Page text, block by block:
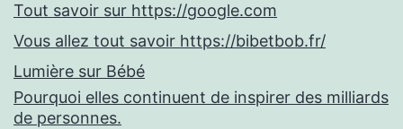
Tout savoir sur https://google.com
Vous allez tout savoir https://bibetbob.fr/
Lumière sur Bébé
Pourquoi elles continuent de inspirer des milliards
de personnes.